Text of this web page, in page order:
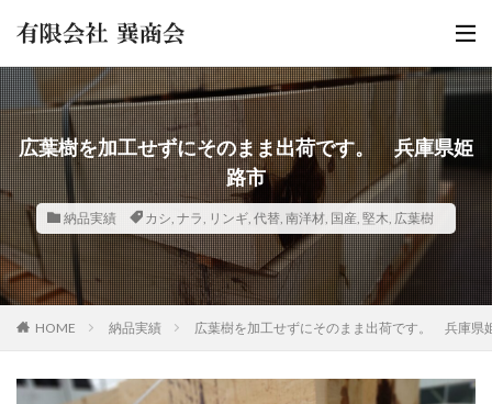
広葉樹を加工せずにそのまま出荷です。 兵庫県姫
路市
納品実績 カシ, ナラ, リンギ, 代替, 南洋材, 国産, 堅木, 広葉樹
HOME 納品実績 広葉樹を加工せずにそのまま出荷です。 兵庫県